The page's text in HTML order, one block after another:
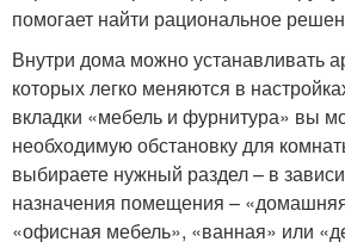
помогает найти рациональное
Внутри дома можно устанавливать
которых легко меняются в
вкладки «мебель и фурнитура» вы
необходимую обстановку для
выбираете нужный раздел – в
назначения помещения –
«офисная мебель», «ванная» или